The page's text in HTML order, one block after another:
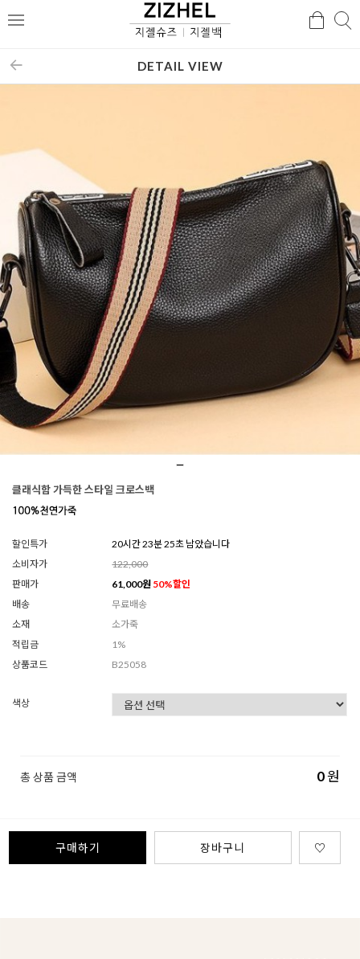
메
검
DETAIL VIEW
클래식함 가득한 스타일 크로스백
할인특가
20시간 23분 23초 남았습니다
소비자가
122,000
판매가
61,000원 50%할인
배송
무료배송
소재
소가죽
적립금
1%
상품코드
B25058
색상
총 상품 금액 0원
구매하기 장바구니 ♡